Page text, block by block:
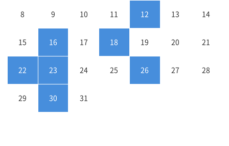
8 9 10 11 12 13 14
15 16 17 18 19 20 21
22 23 24 25 26 27 28
29 30 31